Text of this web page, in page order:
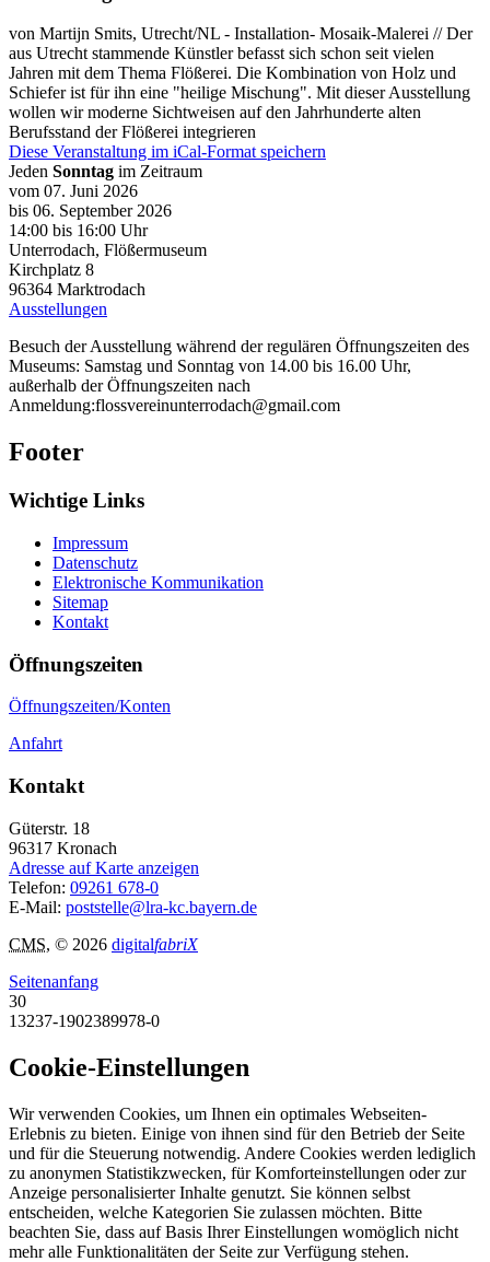
von Martijn Smits, Utrecht/NL - Installation- Mosaik-Malerei // Der
aus Utrecht stammende Künstler befasst sich schon seit vielen
Jahren mit dem Thema Flößerei. Die Kombination von Holz und
Schiefer ist für ihn eine "heilige Mischung". Mit dieser Ausstellung
wollen wir moderne Sichtweisen auf den Jahrhunderte alten
Berufsstand der Flößerei integrieren
Diese Veranstaltung im iCal-Format speichern
Jeden Sonntag im Zeitraum
vom 07. Juni 2026
bis 06. September 2026
14:00 bis 16:00 Uhr
Unterrodach, Flößermuseum
Kirchplatz 8
96364 Marktrodach
Ausstellungen
Besuch der Ausstellung während der regulären Öffnungszeiten des
Museums: Samstag und Sonntag von 14.00 bis 16.00 Uhr,
außerhalb der Öffnungszeiten nach
Anmeldung:flossvereinunterrodach@gmail.com
Footer
Wichtige Links
Impressum
Datenschutz
Elektronische Kommunikation
Sitemap
Kontakt
Öffnungszeiten
Öffnungszeiten/Konten
Anfahrt
Kontakt
Güterstr. 18
96317 Kronach
Adresse auf Karte anzeigen
Telefon: 09261 678-0
E-Mail: poststelle@lra-kc.bayern.de
CMS, © 2026 digitalfabriX
Seitenanfang
30
13237-1902389978-0
Cookie-Einstellungen
Wir verwenden Cookies, um Ihnen ein optimales Webseiten-
Erlebnis zu bieten. Einige von ihnen sind für den Betrieb der Seite
und für die Steuerung notwendig. Andere Cookies werden lediglich
zu anonymen Statistikzwecken, für Komforteinstellungen oder zur
Anzeige personalisierter Inhalte genutzt. Sie können selbst
entscheiden, welche Kategorien Sie zulassen möchten. Bitte
beachten Sie, dass auf Basis Ihrer Einstellungen womöglich nicht
mehr alle Funktionalitäten der Seite zur Verfügung stehen.